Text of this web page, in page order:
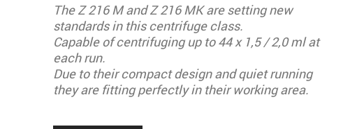
The Z 216 M and Z 216 MK are setting new
standards in this centrifuge class.
Capable of centrifuging up to 44 x 1,5 / 2,0 ml at
each run.
Due to their compact design and quiet running
they are fitting perfectly in their working area.